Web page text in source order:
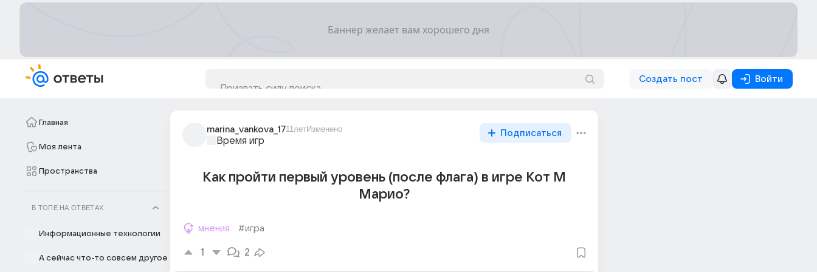
Создать пост Войти
Главная
Моя лента
Пространства
В ТОПЕ НА ОТВЕТАХ
Информационные технологии
А сейчас что-то совсем другое
marina_vankova_1711летИзменено
Время игр
Подписаться
Как пройти первый уровень (после флага) в игре Кот М
Марио?
мнения #игра
1 2